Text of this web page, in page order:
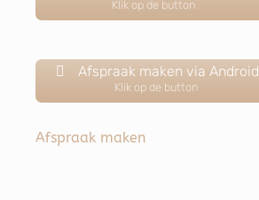
Klik op de button
Afspraak maken via Android
Klik op de button
Afspraak maken